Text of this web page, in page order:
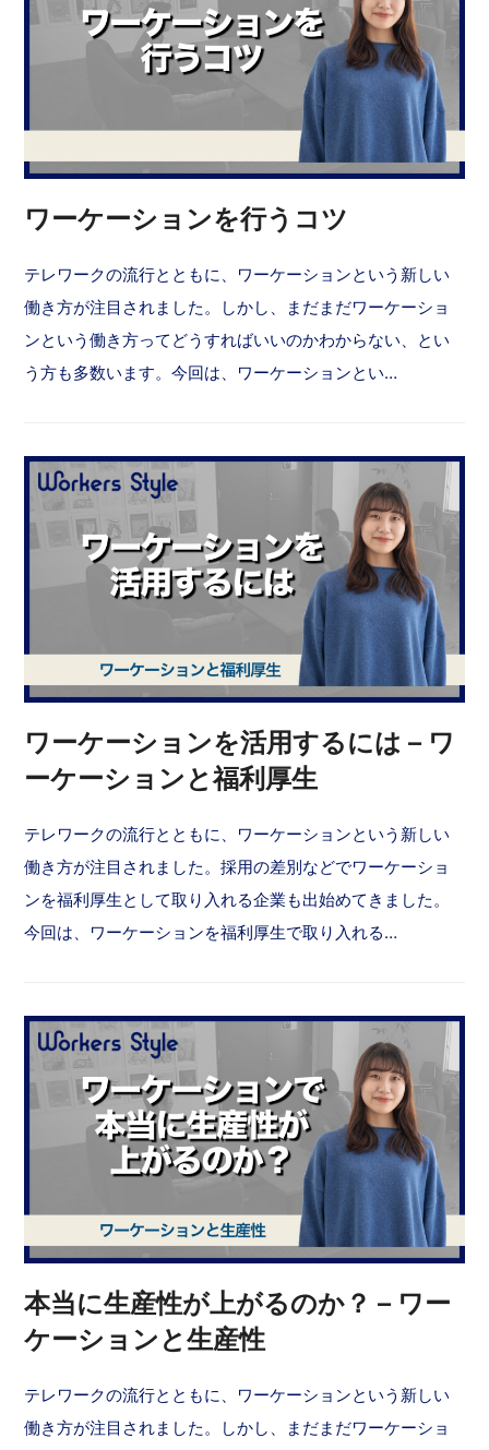
ワーケーションを行うコツ
テレワークの流行とともに、ワーケーションという新しい
働き方が注目されました。しかし、まだまだワーケーショ
ンという働き方ってどうすればいいのかわからない、とい
う方も多数います。今回は、ワーケーションとい…
ワーケーションを活用するには – ワ
ーケーションと福利厚生
テレワークの流行とともに、ワーケーションという新しい
働き方が注目されました。採用の差別などでワーケーショ
ンを福利厚生として取り入れる企業も出始めてきました。
今回は、ワーケーションを福利厚生で取り入れる…
本当に生産性が上がるのか？ – ワー
ケーションと生産性
テレワークの流行とともに、ワーケーションという新しい
働き方が注目されました。しかし、まだまだワーケーショ